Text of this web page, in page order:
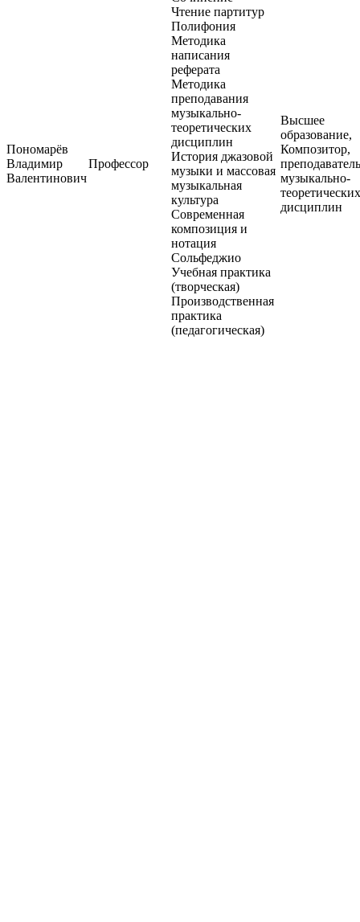
Пономарёв
Владимир
Валентинович
Профессор
Чтение партитур
Полифония
Методика
написания
реферата
Методика
преподавания
музыкально-
теоретических
дисциплин
История джазовой
музыки и массовая
музыкальная
культура
Современная
композиция и
нотация
Сольфеджио
Учебная практика
(творческая)
Производственная
практика
(педагогическая)
Высшее
образование,
Композитор,
преподаватель
музыкально-
теоретических
дисциплин